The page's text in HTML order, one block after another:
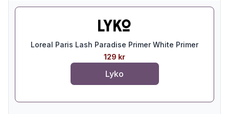
Loreal Paris Lash Paradise Primer White Primer
129 kr
Lyko